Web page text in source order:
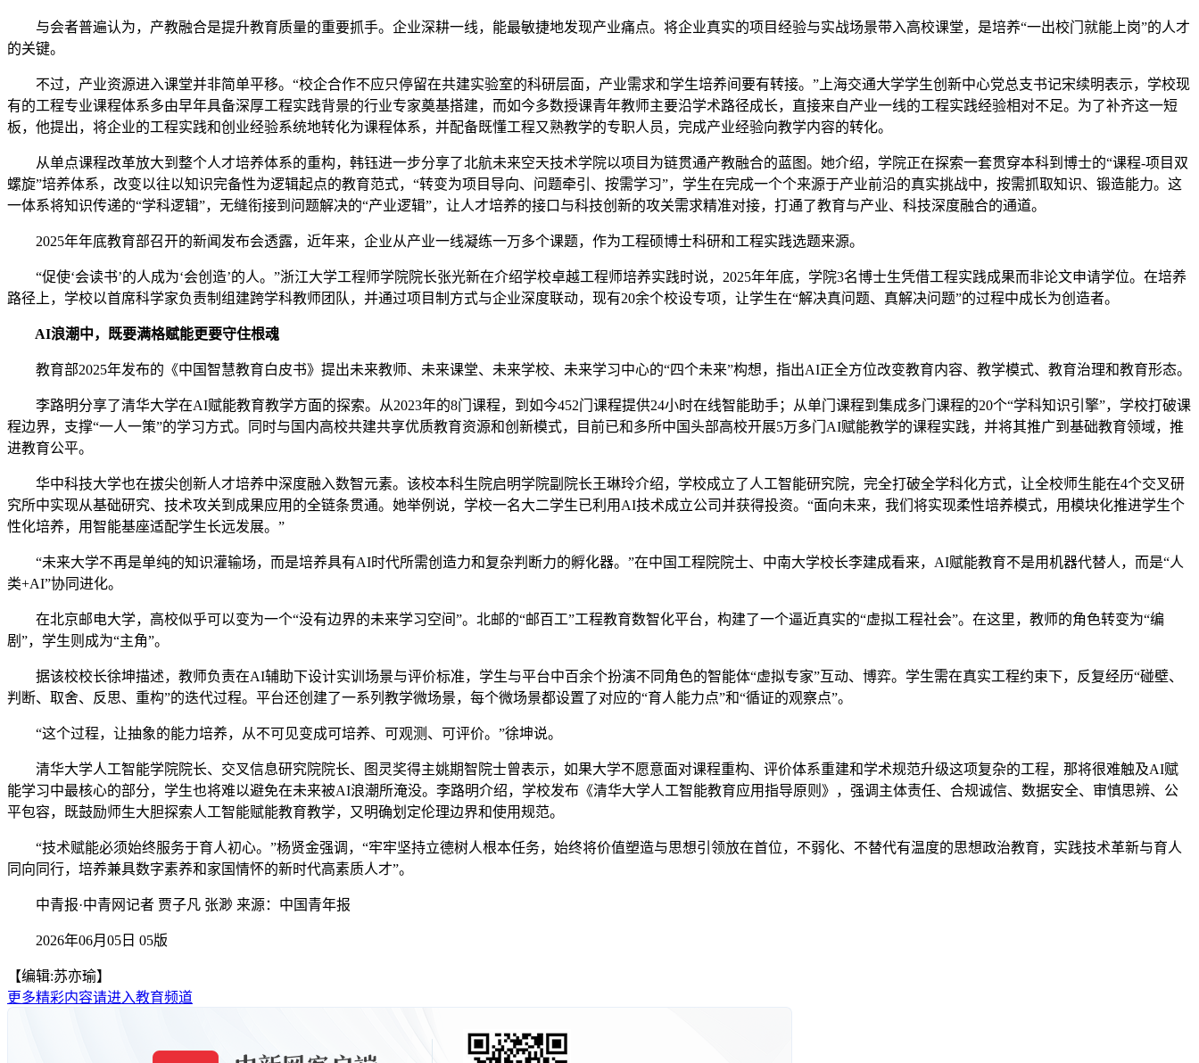
与会者普遍认为，产教融合是提升教育质量的重要抓手。企业深耕一线，能最敏捷地发现产业痛点。将企业真实的项目经验与实战场景带入高校课堂，是培养“一出校门就能上岗”的人才
的关键。
不过，产业资源进入课堂并非简单平移。“校企合作不应只停留在共建实验室的科研层面，产业需求和学生培养间要有转接。”上海交通大学学生创新中心党总支书记宋续明表示，学校现
有的工程专业课程体系多由早年具备深厚工程实践背景的行业专家奠基搭建，而如今多数授课青年教师主要沿学术路径成长，直接来自产业一线的工程实践经验相对不足。为了补齐这一短
板，他提出，将企业的工程实践和创业经验系统地转化为课程体系，并配备既懂工程又熟教学的专职人员，完成产业经验向教学内容的转化。
从单点课程改革放大到整个人才培养体系的重构，韩钰进一步分享了北航未来空天技术学院以项目为链贯通产教融合的蓝图。她介绍，学院正在探索一套贯穿本科到博士的“课程-项目双
螺旋”培养体系，改变以往以知识完备性为逻辑起点的教育范式，“转变为项目导向、问题牵引、按需学习”，学生在完成一个个来源于产业前沿的真实挑战中，按需抓取知识、锻造能力。这
一体系将知识传递的“学科逻辑”，无缝衔接到问题解决的“产业逻辑”，让人才培养的接口与科技创新的攻关需求精准对接，打通了教育与产业、科技深度融合的通道。
2025年年底教育部召开的新闻发布会透露，近年来，企业从产业一线凝练一万多个课题，作为工程硕博士科研和工程实践选题来源。
“促使‘会读书’的人成为‘会创造’的人。”浙江大学工程师学院院长张光新在介绍学校卓越工程师培养实践时说，2025年年底，学院3名博士生凭借工程实践成果而非论文申请学位。在培养
路径上，学校以首席科学家负责制组建跨学科教师团队，并通过项目制方式与企业深度联动，现有20余个校设专项，让学生在“解决真问题、真解决问题”的过程中成长为创造者。
AI浪潮中，既要满格赋能更要守住根魂
教育部2025年发布的《中国智慧教育白皮书》提出未来教师、未来课堂、未来学校、未来学习中心的“四个未来”构想，指出AI正全方位改变教育内容、教学模式、教育治理和教育形态。
李路明分享了清华大学在AI赋能教育教学方面的探索。从2023年的8门课程，到如今452门课程提供24小时在线智能助手；从单门课程到集成多门课程的20个“学科知识引擎”，学校打破课
程边界，支撑“一人一策”的学习方式。同时与国内高校共建共享优质教育资源和创新模式，目前已和多所中国头部高校开展5万多门AI赋能教学的课程实践，并将其推广到基础教育领域，推
进教育公平。
华中科技大学也在拔尖创新人才培养中深度融入数智元素。该校本科生院启明学院副院长王琳玲介绍，学校成立了人工智能研究院，完全打破全学科化方式，让全校师生能在4个交叉研
究所中实现从基础研究、技术攻关到成果应用的全链条贯通。她举例说，学校一名大二学生已利用AI技术成立公司并获得投资。“面向未来，我们将实现柔性培养模式，用模块化推进学生个
性化培养，用智能基座适配学生长远发展。”
“未来大学不再是单纯的知识灌输场，而是培养具有AI时代所需创造力和复杂判断力的孵化器。”在中国工程院院士、中南大学校长李建成看来，AI赋能教育不是用机器代替人，而是“人
类+AI”协同进化。
在北京邮电大学，高校似乎可以变为一个“没有边界的未来学习空间”。北邮的“邮百工”工程教育数智化平台，构建了一个逼近真实的“虚拟工程社会”。在这里，教师的角色转变为“编
剧”，学生则成为“主角”。
据该校校长徐坤描述，教师负责在AI辅助下设计实训场景与评价标准，学生与平台中百余个扮演不同角色的智能体“虚拟专家”互动、博弈。学生需在真实工程约束下，反复经历“碰壁、
判断、取舍、反思、重构”的迭代过程。平台还创建了一系列教学微场景，每个微场景都设置了对应的“育人能力点”和“循证的观察点”。
“这个过程，让抽象的能力培养，从不可见变成可培养、可观测、可评价。”徐坤说。
清华大学人工智能学院院长、交叉信息研究院院长、图灵奖得主姚期智院士曾表示，如果大学不愿意面对课程重构、评价体系重建和学术规范升级这项复杂的工程，那将很难触及AI赋
能学习中最核心的部分，学生也将难以避免在未来被AI浪潮所淹没。李路明介绍，学校发布《清华大学人工智能教育应用指导原则》，强调主体责任、合规诚信、数据安全、审慎思辨、公
平包容，既鼓励师生大胆探索人工智能赋能教育教学，又明确划定伦理边界和使用规范。
“技术赋能必须始终服务于育人初心。”杨贤金强调，“牢牢坚持立德树人根本任务，始终将价值塑造与思想引领放在首位，不弱化、不替代有温度的思想政治教育，实践技术革新与育人
同向同行，培养兼具数字素养和家国情怀的新时代高素质人才”。
​中青报·中青网记者 贾子凡 张渺 来源：中国青年报
2026年06月05日 05版
【编辑:苏亦瑜】
更多精彩内容请进入教育频道